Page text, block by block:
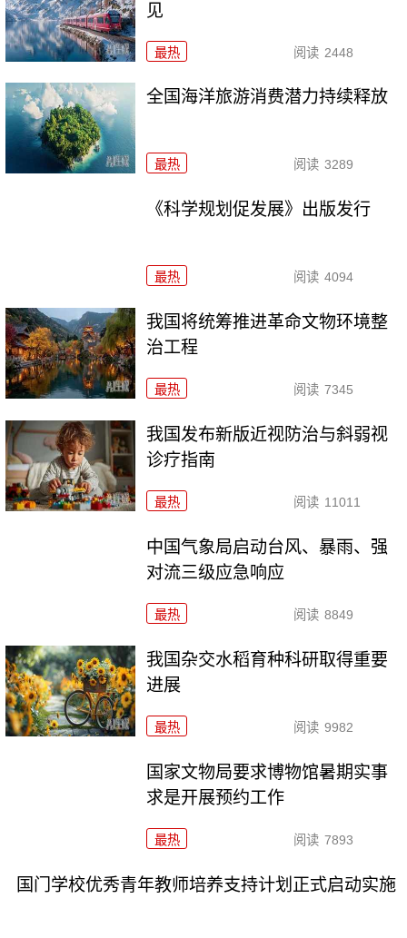
见
最热 阅读 2448
全国海洋旅游消费潜力持续释放
最热 阅读 3289
《科学规划促发展》出版发行
最热 阅读 4094
我国将统筹推进革命文物环境整
治工程
最热 阅读 7345
我国发布新版近视防治与斜弱视
诊疗指南
最热 阅读 11011
中国气象局启动台风、暴雨、强
对流三级应急响应
最热 阅读 8849
我国杂交水稻育种科研取得重要
进展
最热 阅读 9982
国家文物局要求博物馆暑期实事
求是开展预约工作
最热 阅读 7893
国门学校优秀青年教师培养支持计划正式启动实施